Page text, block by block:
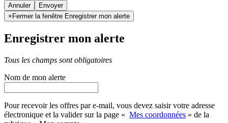
Annuler
× Fermer la fenêtre Enregistrer mon alerte
Enregistrer mon alerte
Tous les champs sont obligatoires
Nom de mon alerte
Pour recevoir les offres par e-mail, vous devez saisir votre adresse
électronique et la valider sur la page « Mes coordonnées » de la